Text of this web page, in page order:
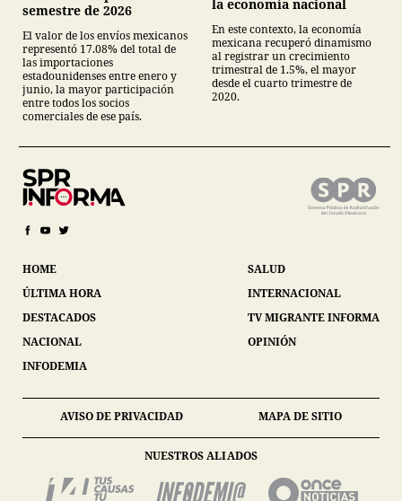
semestre de 2026
El valor de los envíos mexicanos
representó 17.08% del total de
las importaciones
estadounidenses entre enero y
junio, la mayor participación
entre todos los socios
comerciales de ese país.
la economía nacional
En este contexto, la economía
mexicana recuperó dinamismo
al registrar un crecimiento
trimestral de 1.5%, el mayor
desde el cuarto trimestre de
2020.
HOME
ÚLTIMA HORA
DESTACADOS
NACIONAL
INFODEMIA
SALUD
INTERNACIONAL
TV MIGRANTE INFORMA
OPINIÓN
AVISO DE PRIVACIDAD MAPA DE SITIO
NUESTROS ALIADOS